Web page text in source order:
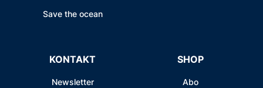
Save the ocean
KONTAKT
Newsletter
SHOP
Abo